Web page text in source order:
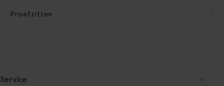
Proefzitten
Service